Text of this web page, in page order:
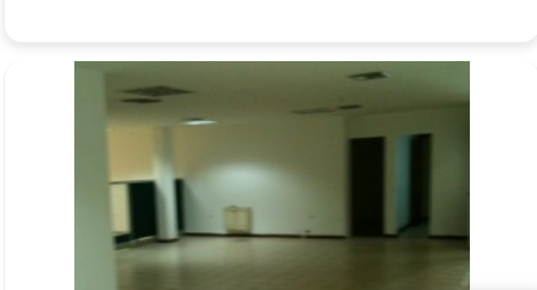
VER INMUEBLE